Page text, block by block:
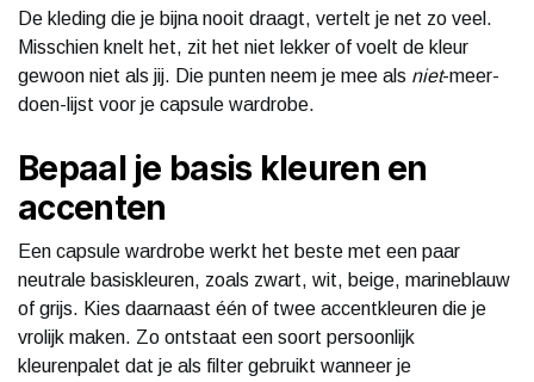
De kleding die je bijna nooit draagt, vertelt je net zo veel.
Misschien knelt het, zit het niet lekker of voelt de kleur
gewoon niet als jij. Die punten neem je mee als niet-meer-
doen-lijst voor je capsule wardrobe.
Bepaal je basis kleuren en
accenten
Een capsule wardrobe werkt het beste met een paar
neutrale basiskleuren, zoals zwart, wit, beige, marineblauw
of grijs. Kies daarnaast één of twee accentkleuren die je
vrolijk maken. Zo ontstaat een soort persoonlijk
kleurenpalet dat je als filter gebruikt wanneer je